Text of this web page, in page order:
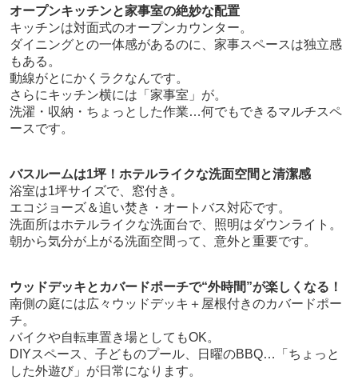
オープンキッチンと家事室の絶妙な配置
キッチンは対面式のオープンカウンター。
ダイニングとの一体感があるのに、家事スペースは独立感
もある。
動線がとにかくラクなんです。
さらにキッチン横には「家事室」が。
洗濯・収納・ちょっとした作業…何でもできるマルチスペ
ースです。
バスルームは1坪！ホテルライクな洗面空間と清潔感
浴室は1坪サイズで、窓付き。
エコジョーズ＆追い焚き・オートバス対応です。
洗面所はホテルライクな洗面台で、照明はダウンライト。
朝から気分が上がる洗面空間って、意外と重要です。
ウッドデッキとカバードポーチで“外時間”が楽しくなる！
南側の庭には広々ウッドデッキ＋屋根付きのカバードポー
チ。
バイクや自転車置き場としてもOK。
DIYスペース、子どものプール、日曜のBBQ…「ちょっと
した外遊び」が日常になります。